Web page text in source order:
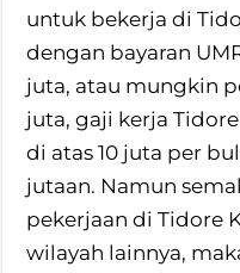
untuk bekerja di
dengan bayaran
juta, atau mungkin
juta, gaji kerja
di atas 10 juta per
jutaan. Namun
pekerjaan di Tidore
wilayah lainnya,